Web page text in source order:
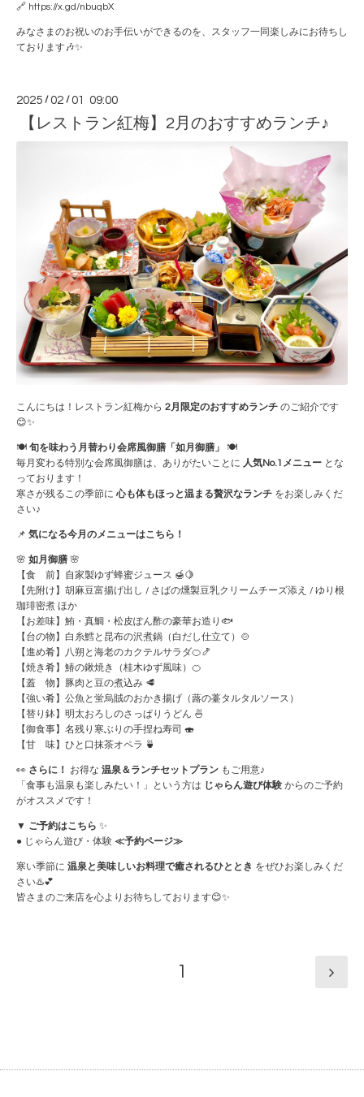
🔗 https://x.gd/nbuqbX
みなさまのお祝いのお手伝いができるのを、スタッフ一同楽しみにお待ちし
ております🎶✨
2025 /02 /01 09:00
【レストラン紅梅】2月のおすすめランチ♪
こんにちは！レストラン紅梅から 2月限定のおすすめランチ のご紹介です
😊✨
🍽 旬を味わう月替わり会席風御膳「如月御膳」
🍽
毎月変わる特別な会席風御膳は、ありがたいことに 人気No.1メニュー とな
っております！
寒さが残るこの季節に 心も体もほっと温まる贅沢なランチ をお楽しみくだ
さい♪
📌 気になる今月のメニューはこちら！
🌸 如月御膳 🌸
【食 前】自家製ゆず蜂蜜ジュース 🍯🍋
【先附け】胡麻豆富揚げ出し / さばの燻製豆乳クリームチーズ添え / ゆり根
珈琲密煮 ほか
【お差味】鮪・真鯛・松皮ぽん酢の豪華お造り🐟
【台の物】白糸鱈と昆布の沢煮鍋（白だし仕立て）🍲
【進め肴】八朔と海老のカクテルサラダ🍊🍤
【焼き肴】鰆の鍬焼き（桂木ゆず風味）🍊
【蓋 物】豚肉と豆の煮込み 🥩
【強い肴】公魚と蛍烏賊のおかき揚げ（蕗の薹タルタルソース）
【替り鉢】明太おろしのさっぱりうどん 🍜
【御食事】名残り寒ぶりの手捏ね寿司 🍣
【甘 味】ひと口抹茶オペラ 🍵
👀 さらに！ お得な 温泉＆ランチセットプラン もご用意♪
「食事も温泉も楽しみたい！」という方は じゃらん遊び体験 からのご予約
がオススメです！
▼ ご予約はこちら ✨
● じゃらん遊び・体験 ≪予約ページ≫
寒い季節に 温泉と美味しいお料理で癒されるひととき をぜひお楽しみくだ
さい♨️💕
皆さまのご来店を心よりお待ちしております😊✨
1